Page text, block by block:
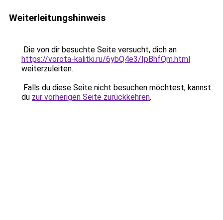
Weiterleitungshinweis
Die von dir besuchte Seite versucht, dich an
https://vorota-kalitki.ru/6ybQ4e3/IpBhfQm.html
weiterzuleiten.
Falls du diese Seite nicht besuchen möchtest, kannst
du zur vorherigen Seite zurückkehren.